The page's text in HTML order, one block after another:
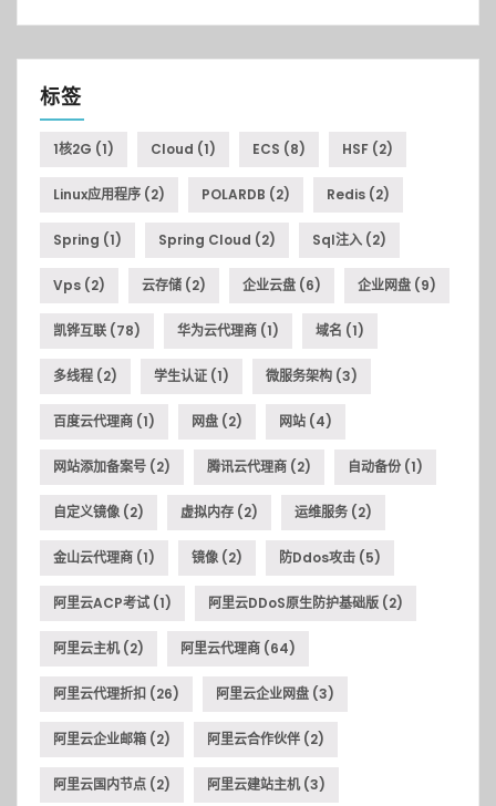
标签
1核2G (1) Cloud (1) ECS (8) HSF (2)
Linux应用程序 (2) POLARDB (2) Redis (2)
Spring (1) Spring Cloud (2) Sql注入 (2)
Vps (2) 云存储 (2) 企业云盘 (6) 企业网盘 (9)
凯铧互联 (78) 华为云代理商 (1) 域名 (1)
多线程 (2) 学生认证 (1) 微服务架构 (3)
百度云代理商 (1) 网盘 (2) 网站 (4)
网站添加备案号 (2) 腾讯云代理商 (2) 自动备份 (1)
自定义镜像 (2) 虚拟内存 (2) 运维服务 (2)
金山云代理商 (1) 镜像 (2) 防ddos攻击 (5)
阿里云ACP考试 (1) 阿里云DDoS原生防护基础版 (2)
阿里云主机(2) 阿里云代理商 (64)
阿里云代理折扣 (26) 阿里云企业网盘 (3)
阿里云企业邮箱 (2) 阿里云合作伙伴 (2)
阿里云国内节点 (2) 阿里云建站主机(3)